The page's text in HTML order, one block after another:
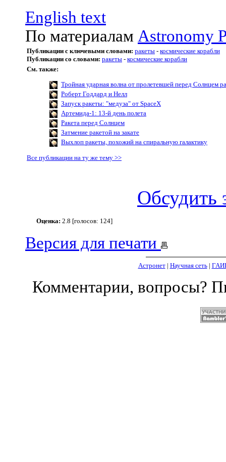
English text
По материалам Astronomy
Публикации с ключевыми словами: ракеты - космические корабли
Публикации со словами: ракеты - космические корабли
См. также:
Тройная ударная волна от пролетевшей перед Солнцем
Роберт Годдард и Нелл
Запуск ракеты: "медуза" от SpaceX
Артемида-1: 13-й день полета
Ракета перед Солнцем
Затмение ракетой на закате
Выхлоп ракеты, похожий на спиральную галактику
Все публикации на ту же тему >>
Обсудить
Оценка: 2.8 [голосов: 124]
Версия для печати
Астронет| Научная сеть|
Комментарии, вопросы?